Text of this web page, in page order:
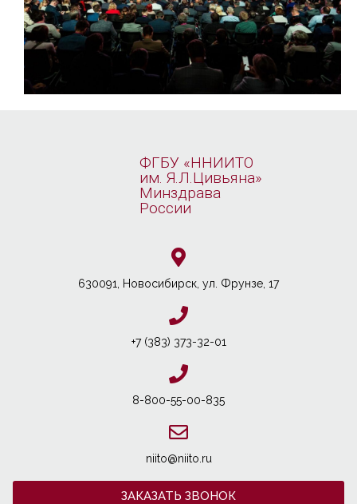
ФГБУ «ННИИТО
им. Я.Л.Цивьяна»
Минздрава
России
630091, Новосибирcк, ул. Фрунзе, 17
+7 (383) 373-32-01
8-800-55-00-835
niito@niito.ru
ЗАКАЗАТЬ ЗВОНОК